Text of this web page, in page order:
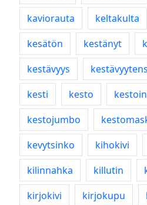
kaviorauta
keltakulta
kesätön
kestänyt
kestävyys
kesti
kesto
kestojumbo
kevytsinko
kihokivi
kilinnahka
killutin
kirjokivi
kirjokupu